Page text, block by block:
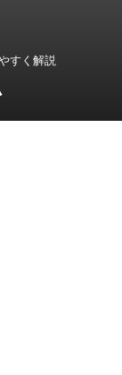
すく解説